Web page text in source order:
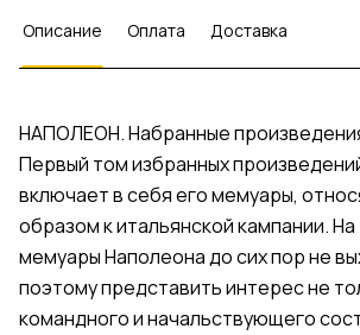
Описание Оплата Доставка
НАПОЛЕОН. Набранные
Первый том избранных
включает в себя его мемуары,
образом к итальянской кампании.
мемуары Наполеона до сих пор не
поэтому представить интерес не
командного и начальствующего